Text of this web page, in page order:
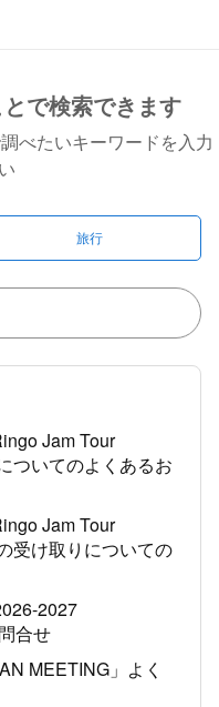
で検索できます
べたいキーワードを入力
旅行
Jam Tour
ついてのよくあるお
Jam Tour
受け取りについての
2027
合せ
MEETING」よく